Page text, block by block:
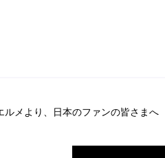
ルメより、日本のファンの皆さまへ